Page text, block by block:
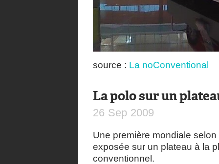
source : La noConventional
La polo sur un
26 Sep 2009
Une première mondiale
exposée sur un plateau à la
conventionnel.